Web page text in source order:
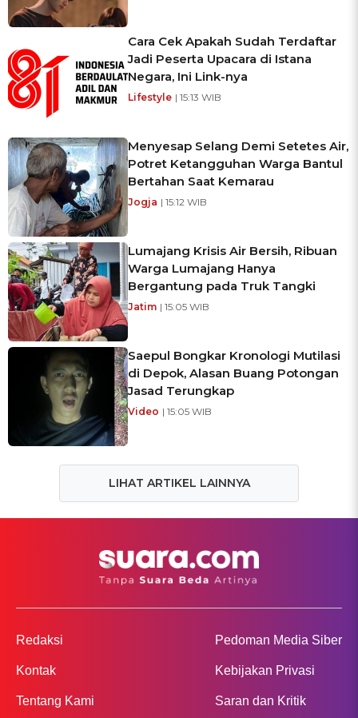
Cara Cek Apakah Sudah Terdaftar
Jadi Peserta Upacara di Istana
Negara, Ini Link-nya
Lifestyle | 15:13 WIB
Menyesap Selang Demi Setetes Air,
Potret Ketangguhan Warga Bantul
Bertahan Saat Kemarau
Jogja | 15:12 WIB
Lumajang Krisis Air Bersih, Ribuan
Warga Lumajang Hanya
Bergantung pada Truk Tangki
Jatim | 15:05 WIB
Saepul Bongkar Kronologi Mutilasi
di Depok, Alasan Buang Potongan
Jasad Terungkap
Video | 15:05 WIB
LIHAT ARTIKEL LAINNYA
Redaksi
Kontak
Tentang Kami
Pedoman Media Siber
Kebijakan Privasi
Saran dan Kritik